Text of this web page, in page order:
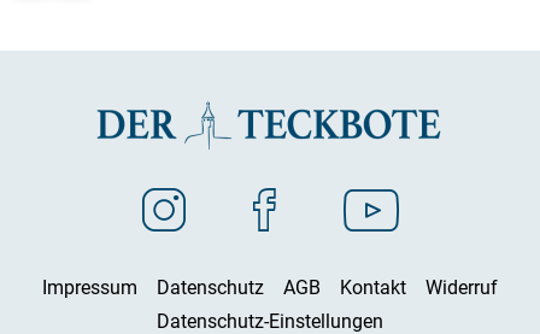
Impressum Datenschutz AGB Kontakt
Widerruf
Datenschutz-Einstellungen